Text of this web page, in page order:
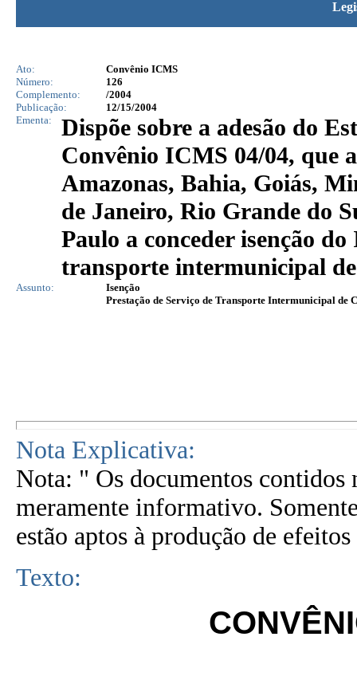
Ato:
Convênio ICMS
Número:
126
Complemento:
/2004
Publicação:
12/15/2004
Ementa:
Dispõe sobre a adesão do
Convênio ICMS 04/04, que
Amazonas, Bahia, Goiás,
de Janeiro, Rio Grande do
Paulo a conceder isenção
transporte intermunicipal
Assunto:
Isenção
Prestação de Serviço de Transporte Intermunicipal de
Nota Explicativa:
Nota: " Os documentos contidos
meramente informativo.
estão aptos à produção de
Texto: